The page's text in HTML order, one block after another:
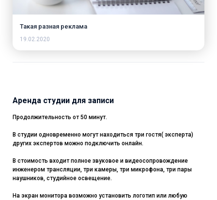
Такая разная реклама
19.02.2020
Аренда студии для записи
Продолжительность от 50 минут.
В студии одновременно могут находиться три гостя( эксперта)
других экспертов можно подключить онлайн.
В стоимость входит полное звуковое и видеосопровождение
инженером трансляции, три камеры, три микрофона, три пары
наушников, студийное освещение.
На экран монитора возможно установить логотип или любую